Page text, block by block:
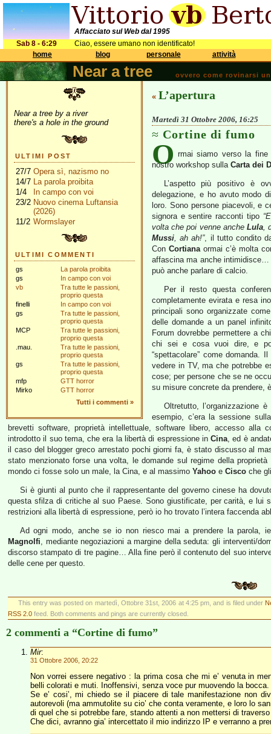
Affacciato sul Web dal 1995
Sab 8 - 6:29
Ciao, essere umano non identificato!
home
blog personale attività
Near a tree ovvero come rovinarsi
Near a tree by a river
there's a hole in the ground
ULTIMI POST
27/7 Opera sì, nazismo no
14/7 La parola proibita
1/4
In campo con voi
23/2 Nuovo cinema Luftansia
(2026)
11/2 Wormslayer
ULTIMI COMMENTI
gs
La parola proibita
gs
In campo con voi
vb
Tra tutte le passioni,
proprio questa
finelli
In campo con voi
gs
Tra tutte le passioni,
proprio questa
MCP
Tra tutte le passioni,
proprio questa
.mau.
Tra tutte le passioni,
proprio questa
gs
Tra tutte le passioni,
proprio questa
mfp
GTT horror
Mirko
GTT horror
Tutti i commenti »
« L’apertura
Martedì 31 Ottobre 2006, 16:25
Cortine di fumo
O rmai siamo verso la fine
nostro workshop sulla Carta dei
L’aspetto più positivo è
delegazione, e ho avuto modo
loro. Sono persone piacevoli, e
signora e sentire racconti tipo
volta che poi venne ancheLula,
Mussi, ah ah!”, il tutto condito
ConCortianaormai c’è molta
affascina ma anche
può anche parlare di calcio.
Per il resto questa
completamente evirata e resa
principali sono organizzate
delle domande a un panel
Forum dovrebbe permettere a
chi sei e cosa vuoi dire, e
“spettacolare” come domanda.
vedere in TV, ma che potrebbe
cose; per persone che se ne
su misure concrete da prendere,
Oltretutto, l’organizzazione
esempio, c’era la sessione
brevetti software, proprietà intellettuale, software libero, accesso
introdotto il suo tema, che era la libertà di espressione inCina, ed è
il caso del blogger greco arrestato pochi giorni fa, è stato discusso al
stato menzionato forse una volta, le domande sul regime della
mondo ci fosse solo un male, la Cina, e al massimo Yahoo e Cisco che
Si è giunti al punto che il rappresentante del governo cinese ha
questa sfilza di critiche al suo Paese. Sono giustificate, per carità, e lui
restrizioni alla libertà di espressione, però io ho trovato l’intera faccenda
Ad ogni modo, anche se io non riesco mai a prendere la parola,
Magnolfi, mediante negoziazioni a margine della seduta: gli interventi/
discorso stampato di tre pagine… Alla fine però il contenuto del suo
delle cene per questo.
This entry was posted on martedì, Ottobre 31st, 2006 at 4:25 pm, and is filed under
RSS 2.0 feed. Both comments and pings are currently closed.
2 commenti a “Cortine di fumo”
Mir:
31 Ottobre 2006, 20:22
Non vorrei essere negativo : la prima cosa che mi e’ venuta in
belli colorati e muti. Inoffensivi, senza voce pur muovendo la
Se e’ cosi’, mi chiedo se il piacere di tale manifestazione non
autorevoli (ma ammutolite su cio’ che conta veramente, e loro lo
di quel che si potrebbe fare, stando attenti a non mettersi di
Che dici, avranno gia’ intercettato il mio indirizzo IP e verranno a